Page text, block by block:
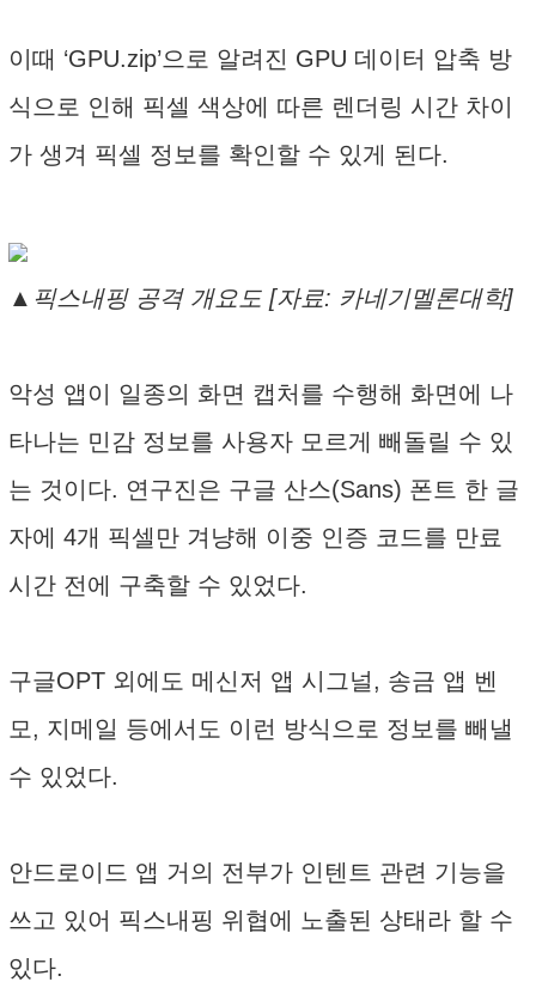
이때 ‘GPU.zip’으로 알려진 GPU 데이터 압축 방
식으로 인해 픽셀 색상에 따른 렌더링 시간 차이
가 생겨 픽셀 정보를 확인할 수 있게 된다.
▲픽스내핑 공격 개요도 [자료: 카네기멜론대학]
악성 앱이 일종의 화면 캡처를 수행해 화면에 나
타나는 민감 정보를 사용자 모르게 빼돌릴 수 있
는 것이다. 연구진은 구글 산스(Sans) 폰트 한 글
자에 4개 픽셀만 겨냥해 이중 인증 코드를 만료
시간 전에 구축할 수 있었다.
구글OPT 외에도 메신저 앱 시그널, 송금 앱 벤
모, 지메일 등에서도 이런 방식으로 정보를 빼낼
수 있었다.
안드로이드 앱 거의 전부가 인텐트 관련 기능을
쓰고 있어 픽스내핑 위협에 노출된 상태라 할 수
있다.